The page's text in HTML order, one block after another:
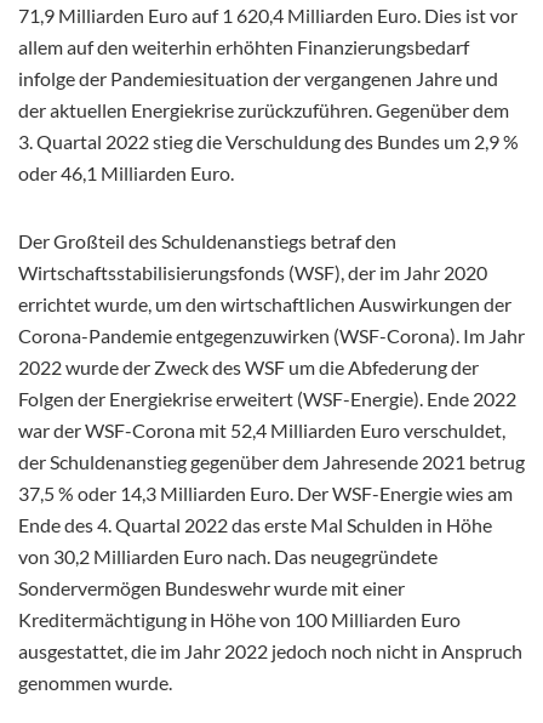
71,9 Milliarden Euro auf 1 620,4 Milliarden Euro. Dies ist vor
allem auf den weiterhin erhöhten Finanzierungsbedarf
infolge der Pandemiesituation der vergangenen Jahre und
der aktuellen Energiekrise zurückzuführen. Gegenüber dem
3. Quartal 2022 stieg die Verschuldung des Bundes um 2,9 %
oder 46,1 Milliarden Euro.
Der Großteil des Schuldenanstiegs betraf den
Wirtschaftsstabilisierungsfonds (WSF), der im Jahr 2020
errichtet wurde, um den wirtschaftlichen Auswirkungen der
Corona-Pandemie entgegenzuwirken (WSF-Corona). Im Jahr
2022 wurde der Zweck des WSF um die Abfederung der
Folgen der Energiekrise erweitert (WSF-Energie). Ende 2022
war der WSF-Corona mit 52,4 Milliarden Euro verschuldet,
der Schuldenanstieg gegenüber dem Jahresende 2021 betrug
37,5 % oder 14,3 Milliarden Euro. Der WSF-Energie wies am
Ende des 4. Quartal 2022 das erste Mal Schulden in Höhe
von 30,2 Milliarden Euro nach. Das neugegründete
Sondervermögen Bundeswehr wurde mit einer
Kreditermächtigung in Höhe von 100 Milliarden Euro
ausgestattet, die im Jahr 2022 jedoch noch nicht in Anspruch
genommen wurde.